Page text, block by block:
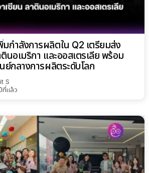
มกำลังการผลิตใน Q2 เตรียมส่ง
นอเมริกา และออสเตรเลีย พร้อม
ย์กลางการผลิตระดับโลก
S
ที่แล้ว